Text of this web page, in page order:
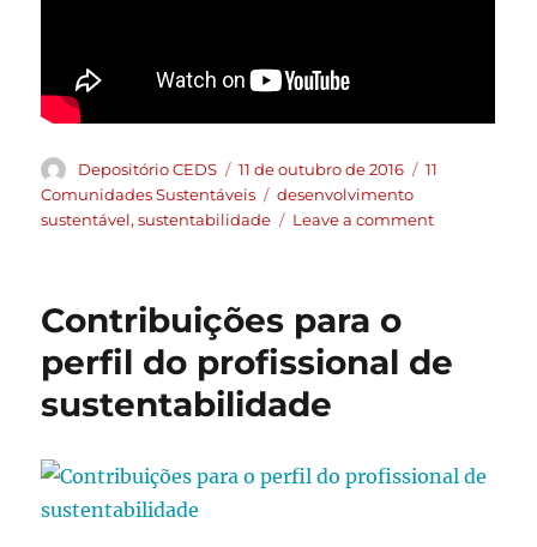
Depositório CEDS 11 de outubro de 2016
11
Comunidades Sustentáveis
desenvolvimento
sustentável,sustentabilidade Leave a comment
Contribuições para o
perfil do profissional de
sustentabilidade